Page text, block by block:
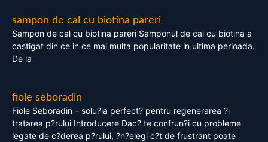
sampon de cal cu biotina pareri
Sampon de cal cu biotina pareri Samponul de cal cu biotina a
castigat din ce in ce mai multa popularitate in ultima perioada.
De la
fiole seboradin
Fiole Seboradin – solu?ia perfect? pentru regenerarea ?i
tratarea p?rului Introducere Dac? te confrun?i cu probleme
legate de c?derea p?rului, ?n?elegi c?t de frustrant poate